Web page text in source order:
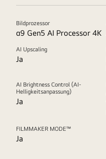
Bildprozessor
α9 Gen5 AI Processor 4K
AI Upscaling
Ja
AI Brightness Control (AI-
Helligkeitsanpassung)
Ja
FILMMAKER MODE™
Ja